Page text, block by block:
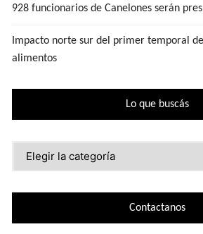
928 funcionarios de Canelones serán
Impacto norte sur del primer temporal
alimentos
Lo que buscás
Contactanos